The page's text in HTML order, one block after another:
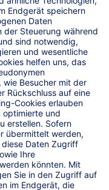
mit der
Gym auf dem SVG